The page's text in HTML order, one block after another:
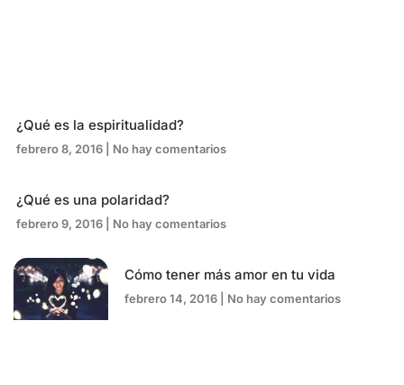
¿Qué es la espiritualidad?
febrero 8, 2016 No hay comentarios
¿Qué es una polaridad?
febrero 9, 2016 No hay comentarios
Cómo tener más amor en tu vida
febrero 14, 2016 No hay comentarios